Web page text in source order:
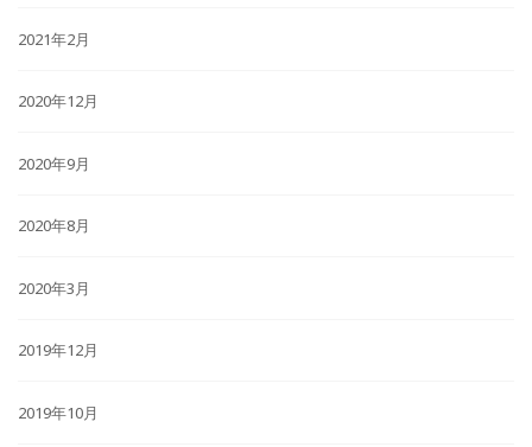
2021年2月
2020年12月
2020年9月
2020年8月
2020年3月
2019年12月
2019年10月